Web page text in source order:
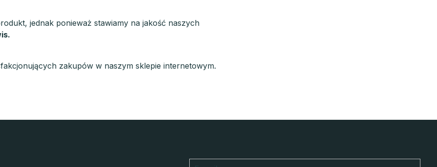
jednak ponieważ stawiamy na jakość naszych
zakupów w naszym sklepie internetowym.